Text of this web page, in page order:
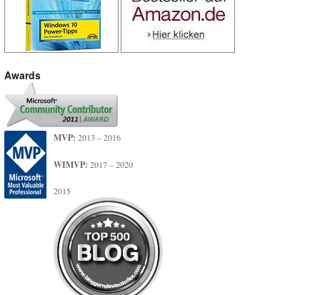
Awards
MVP: 2013 – 2016
WIMVP: 2017 – 2020
2015